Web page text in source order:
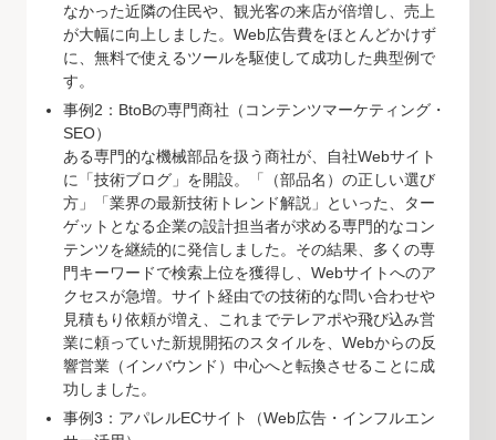
なかった近隣の住民や、観光客の来店が倍増し、売上
が大幅に向上しました。Web広告費をほとんどかけず
に、無料で使えるツールを駆使して成功した典型例で
す。
事例2：BtoBの専門商社（コンテンツマーケティング・
SEO）
ある専門的な機械部品を扱う商社が、自社Webサイト
に「技術ブログ」を開設。「（部品名）の正しい選び
方」「業界の最新技術トレンド解説」といった、ター
ゲットとなる企業の設計担当者が求める専門的なコン
テンツを継続的に発信しました。その結果、多くの専
門キーワードで検索上位を獲得し、Webサイトへのア
クセスが急増。サイト経由での技術的な問い合わせや
見積もり依頼が増え、これまでテレアポや飛び込み営
業に頼っていた新規開拓のスタイルを、Webからの反
響営業（インバウンド）中心へと転換させることに成
功しました。
事例3：アパレルECサイト（Web広告・インフルエン